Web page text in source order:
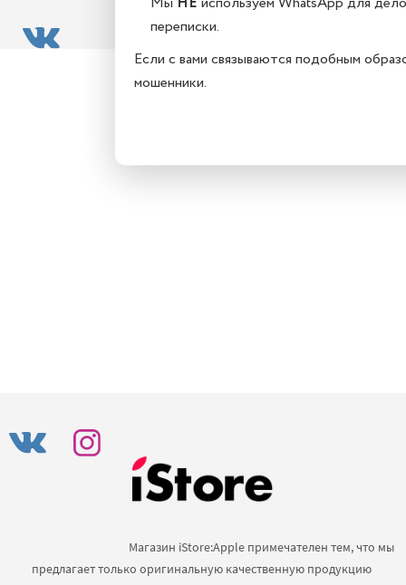
предлагает только оригинальную качественную продукцию
переписки.
Если с вами связываются подобным
мошенники.